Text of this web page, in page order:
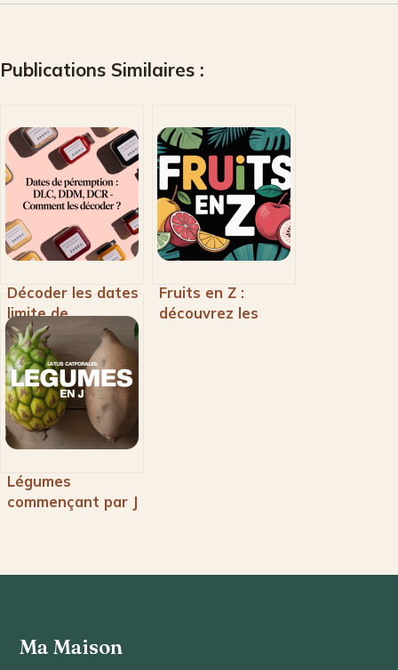
Publications Similaires :
Décoder les dates
limite de
consommation :
DLC, DDM et DCR
expliquées
Fruits en Z :
découvrez les
Légumes
commençant par J
Ma Maison